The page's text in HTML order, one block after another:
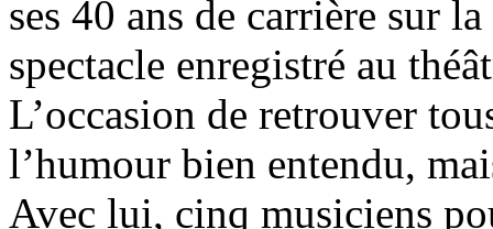
ses 40 ans de carrière sur
spectacle enregistré au
L’occasion de retrouver
l’humour bien entendu,
Avec lui, cinq musiciens